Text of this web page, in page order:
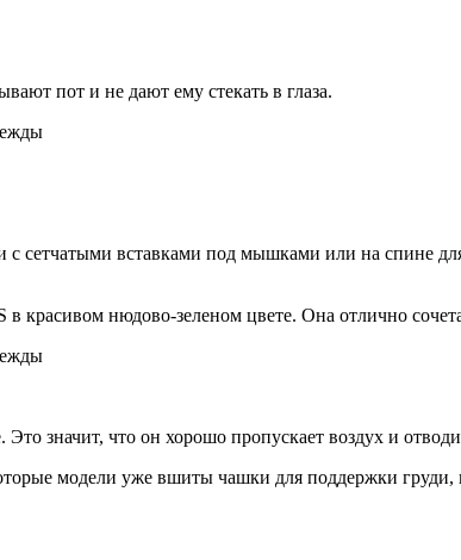
пот и не дают ему стекать в глаза.
с сетчатыми вставками под мышками или на спине
красивом нюдово-зеленом цвете. Она отлично
значит, что он хорошо пропускает воздух и
модели уже вшиты чашки для поддержки